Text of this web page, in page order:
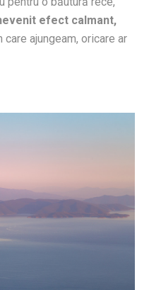
efect calmant,
ajungeam, oricare ar